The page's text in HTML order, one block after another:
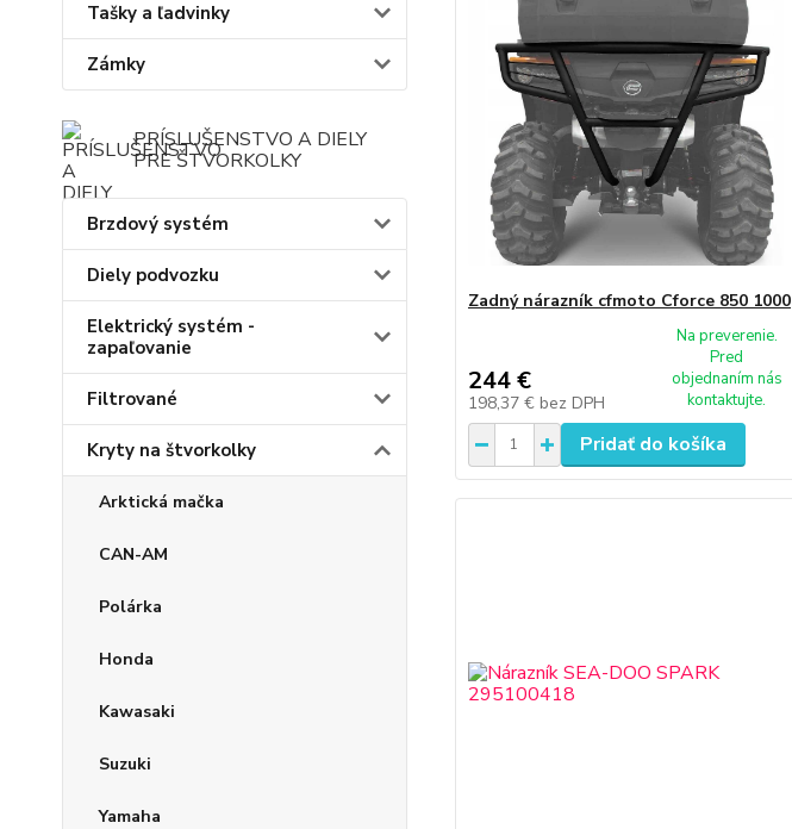
Tašky a ľadvinky
Zámky
PRÍSLUŠENSTVO A DIELY
PRE ŠTVORKOLKY
Brzdový systém
Diely podvozku
Elektrický systém -
zapaľovanie
Filtrované
Kryty na štvorkolky
Arktická mačka
CAN-AM
Polárka
Honda
Kawasaki
Suzuki
Yamaha
Zadný nárazník cfmoto Cforce 850 1000
244 €
198,37 € bez DPH
Na preverenie.
Pred
objednaním nás
kontaktujte.
Pridať do košíka